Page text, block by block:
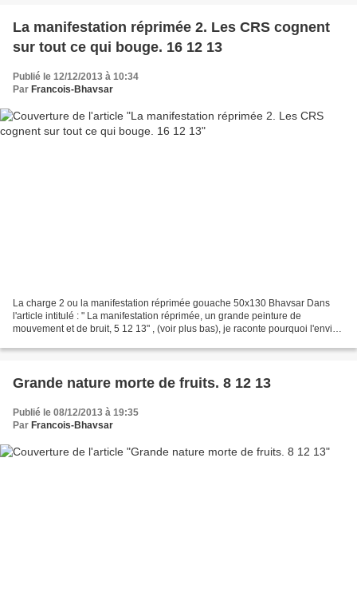
La manifestation réprimée 2. Les CRS cognent
sur tout ce qui bouge. 16 12 13
Publié le 12/12/2013 à 10:34
Par Francois-Bhavsar
La charge 2 ou la manifestation réprimée gouache 50x130 Bhavsar Dans
l'article intitulé : " La manifestation réprimée, un grande peinture de
mouvement et de bruit, 5 12 13" , (voir plus bas), je raconte pourquoi l'envie
Grande nature morte de fruits. 8 12 13
Publié le 08/12/2013 à 19:35
Par Francois-Bhavsar